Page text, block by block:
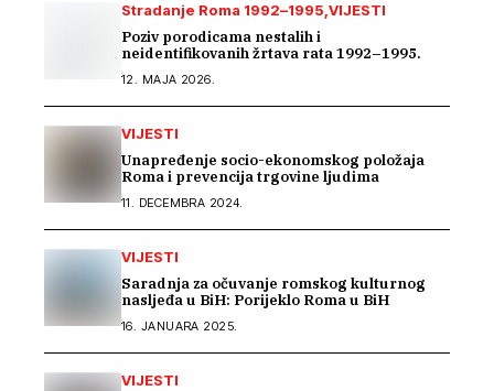
Stradanje Roma 1992–1995 VIJESTI
Poziv porodicama nestalih i
neidentifikovanih žrtava rata 1992–1995.
12. MAJA 2026.
VIJESTI
Unapređenje socio-ekonomskog položaja
Roma i prevencija trgovine ljudima
11. DECEMBRA 2024.
VIJESTI
Saradnja za očuvanje romskog kulturnog
nasljeđa u BiH: Porijeklo Roma u BiH
16. JANUARA 2025.
VIJESTI